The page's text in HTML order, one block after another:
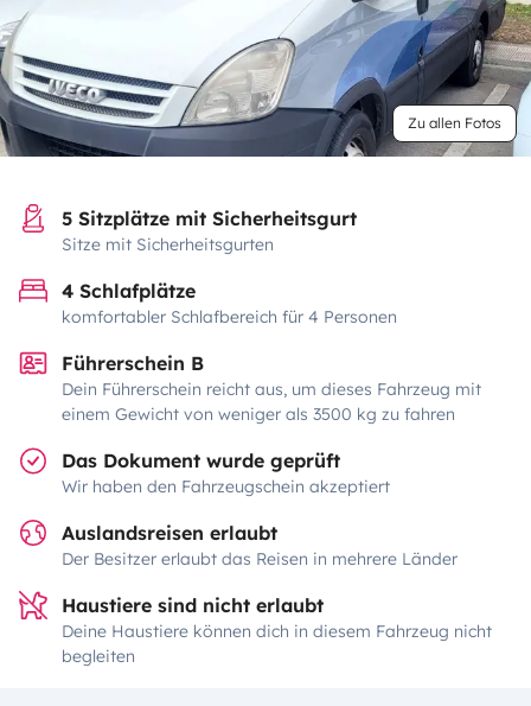
Zu allen Fotos
5 Sitzplätze mit Sicherheitsgurt
Sitze mit Sicherheitsgurten
4 Schlafplätze
komfortabler Schlafbereich für 4 Personen
Führerschein B
Dein Führerschein reicht aus, um dieses Fahrzeug mit
einem Gewicht von weniger als 3500 kg zu fahren
Das Dokument wurde geprüft
Wir haben den Fahrzeugschein akzeptiert
Auslandsreisen erlaubt
Der Besitzer erlaubt das Reisen in mehrere Länder
Haustiere sind nicht erlaubt
Deine Haustiere können dich in diesem Fahrzeug nicht
begleiten